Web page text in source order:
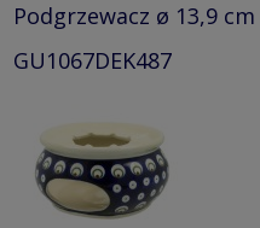
Podgrzewacz ø 13,9 cm
GU1067DEK487